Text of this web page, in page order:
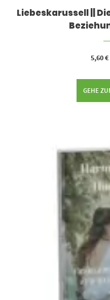
Liebeskarussell ||
5,60€
GEHE